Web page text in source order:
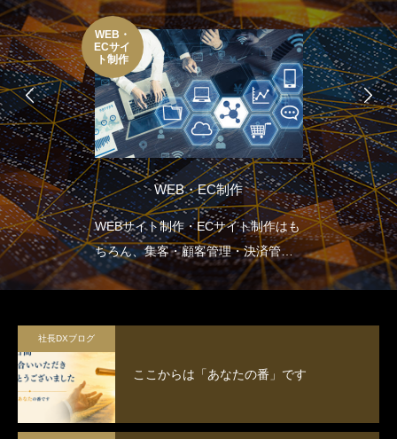
WEB・
ECサイ
ト制作
WEB・EC制作
WEBサイト制作・ECサイト制作はも
ちろん、集客・顧客管理・決済管
理・在庫管理など企業の生産性向上
社長DXブログ
ここからは「あなたの番」です